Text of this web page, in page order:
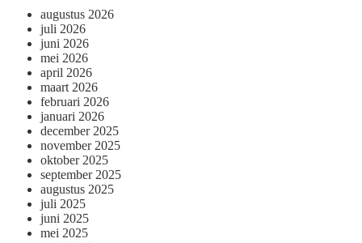
augustus 2026
juli 2026
juni 2026
mei 2026
april 2026
maart 2026
februari 2026
januari 2026
december 2025
november 2025
oktober 2025
september 2025
augustus 2025
juli 2025
juni 2025
mei 2025